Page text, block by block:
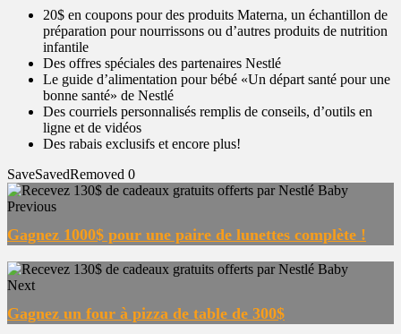
20$ en coupons pour des produits Materna, un échantillon de
préparation pour nourrissons ou d’autres produits de nutrition
infantile
Des offres spéciales des partenaires Nestlé
Le guide d’alimentation pour bébé «Un départ santé pour une
bonne santé» de Nestlé
Des courriels personnalisés remplis de conseils, d’outils en
ligne et de vidéos
Des rabais exclusifs et encore plus!
SaveSavedRemoved 0
Previous
Gagnez 1000$ pour une paire de lunettes complète !
Next
Gagnez un four à pizza de table de 300$